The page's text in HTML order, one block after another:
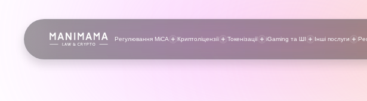
Регулювання MiCA Криптоліцензії Токенізації iGaming та ШІ Інші послуги